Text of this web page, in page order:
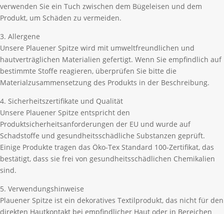
verwenden Sie ein Tuch zwischen dem Bügeleisen und dem
Produkt, um Schäden zu vermeiden.
3. Allergene
Unsere Plauener Spitze wird mit umweltfreundlichen und
hautverträglichen Materialien gefertigt. Wenn Sie empfindlich auf
bestimmte Stoffe reagieren, überprüfen Sie bitte die
Materialzusammensetzung des Produkts in der Beschreibung.
4. Sicherheitszertifikate und Qualität
Unsere Plauener Spitze entspricht den
Produktsicherheitsanforderungen der EU und wurde auf
Schadstoffe und gesundheitsschädliche Substanzen geprüft.
Einige Produkte tragen das Öko-Tex Standard 100-Zertifikat, das
bestätigt, dass sie frei von gesundheitsschädlichen Chemikalien
sind.
5. Verwendungshinweise
Plauener Spitze ist ein dekoratives Textilprodukt, das nicht für den
direkten Hautkontakt bei empfindlicher Haut oder in Bereichen